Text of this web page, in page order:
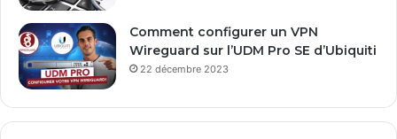
Comment configurer un VPN
Wireguard sur l’UDM Pro SE d’Ubiquiti
22 décembre 2023